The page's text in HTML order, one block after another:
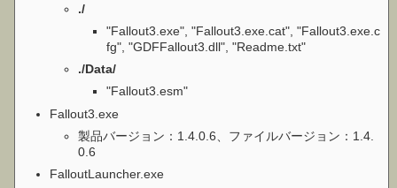
./
"Fallout3.exe", "Fallout3.exe.cat", "Fallout3.exe.c
fg", "GDFFallout3.dll", "Readme.txt"
./Data/
"Fallout3.esm"
Fallout3.exe
製品バージョン：1.4.0.6、ファイルバージョン：1.4.
0.6
FalloutLauncher.exe